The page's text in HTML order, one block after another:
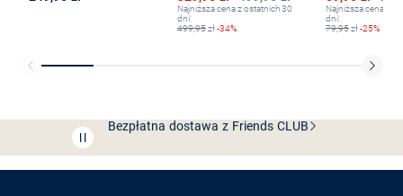
Najniższa cena z ostatnich 30
dni:
499,95zł-34%
Najniższa cena z
dni:
79,95zł-25%
Przedłużenie czasu zwrotu towaru: 60 dni
Odkryj aplikację VANGRAAF